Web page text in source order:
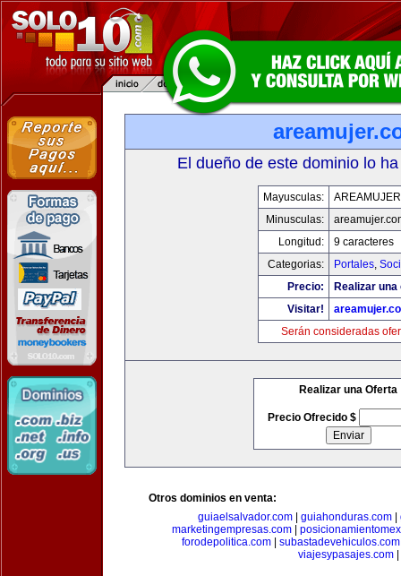
El dueño de este dominio lo
Mayusculas:
Minusculas:
Longitud:
9 caracteres
Categorias:
Portales,
Precio:
Realizar
Visitar!
Serán consideradas
Realizar una Oferta
Precio Ofrecido $
Otros dominios en venta:
guiaelsalvador.com| guiahonduras.com|
marketingempresas.com
forodepolitica.com| subastadevehiculos.com
viajesypasajes.com|